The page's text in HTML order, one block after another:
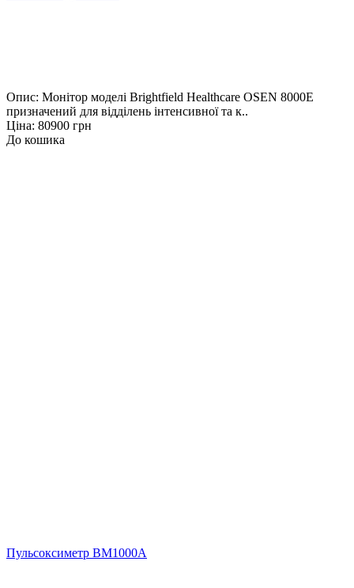
Опис: Монітор моделі Brightfield Healthcare OSEN 8000E
призначений для відділень інтенсивної та к..
Ціна: 80900 грн
До кошика
Пульсоксиметр BM1000A